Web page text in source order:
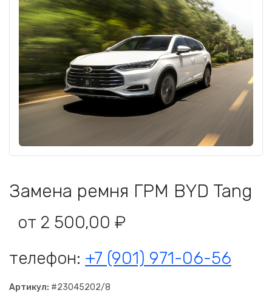
Замена ремня ГРМ BYD Tang
от 2 500,00 ₽
телефон: +7 (901) 971-06-56
Артикул: #23045202/8